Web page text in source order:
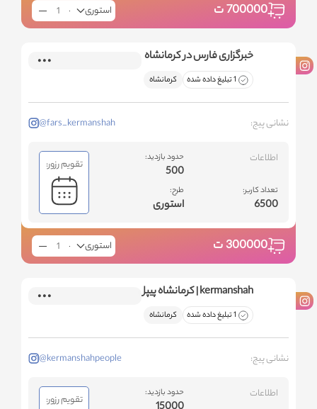
700000ت استوری
خبرگزاری فارس در کرمانشاه
1 تبلیغ داده شده کرمانشاه
نشانی پیج: @fars_kermanshah
اطلاعات
تعداد کاربر:
6500
حدود بازدید:
500
طرح:
استوری
تقویم رزور:
300000ت استوری
kermanshah | کرمانشاه پیپل
1 تبلیغ داده شده کرمانشاه
نشانی پیج: @kermanshahpeople
اطلاعات حدود بازدید: تقویم رزور: